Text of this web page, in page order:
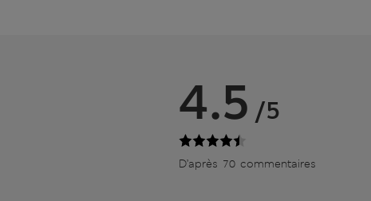
4.5 /5
D’après 70 commentaires